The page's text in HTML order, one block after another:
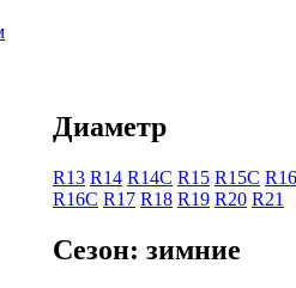
Диаметр
R13 R14 R14С R15 R15С R16
R16С R17 R18 R19 R20 R21
Сезон: зимние